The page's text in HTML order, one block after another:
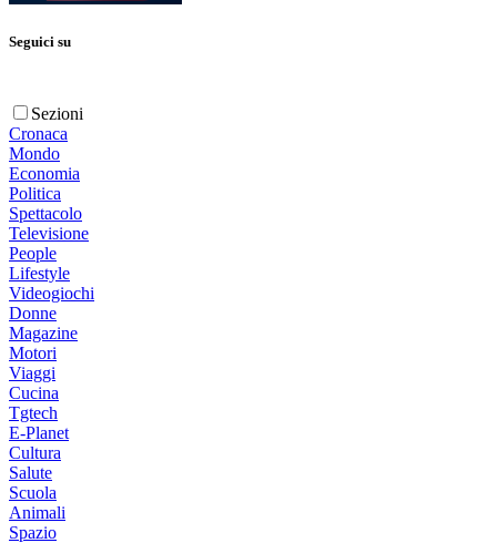
Seguici su
Sezioni
Cronaca
Mondo
Economia
Politica
Spettacolo
Televisione
People
Lifestyle
Videogiochi
Donne
Magazine
Motori
Viaggi
Cucina
Tgtech
E-Planet
Cultura
Salute
Scuola
Animali
Spazio